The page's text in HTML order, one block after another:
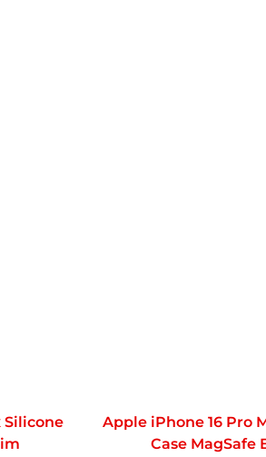
Silicone
Apple iPhone 16 Pro
Case MagSafe